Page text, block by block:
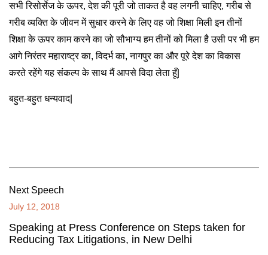
सभी रिसोर्सेज के ऊपर, देश की पूरी जो ताकत है वह लगनी चाहिए, गरीब से
गरीब व्यक्ति के जीवन में सुधार करने के लिए वह जो शिक्षा मिली इन तीनों
शिक्षा के ऊपर काम करने का जो सौभाग्य हम तीनों को मिला है उसी पर भी हम
आगे निरंतर महाराष्ट्र का, विदर्भ का, नागपुर का और पूरे देश का विकास
करते रहेंगे यह संकल्प के साथ मैं आपसे विदा लेता हूँ|
बहुत-बहुत धन्यवाद|
Next Speech
July 12, 2018
Speaking at Press Conference on Steps taken for
Reducing Tax Litigations, in New Delhi